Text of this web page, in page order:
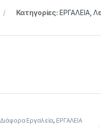
Κατηγορίες: ΕΡΓΑΛΕΙΑ,
Διάφορα Εργαλεία, ΕΡΓΑΛΕΙΑ